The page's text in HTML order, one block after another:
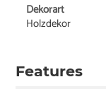
Dekorart
Holzdekor
Features